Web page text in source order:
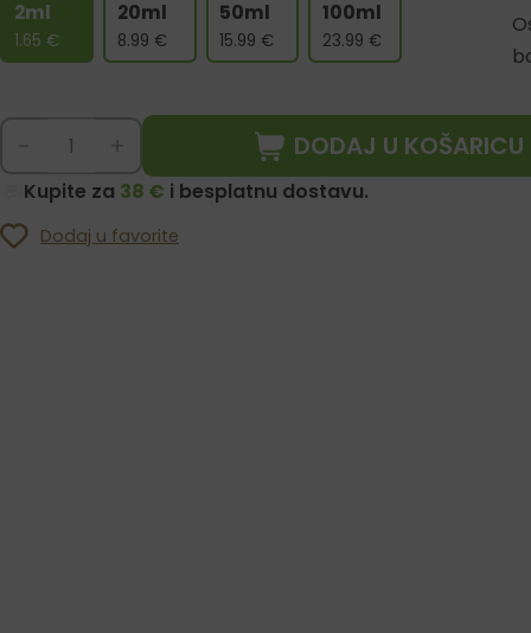
2ml
1.65 €
20ml
8.99 €
50ml
15.99 €
100ml
23.99 €
DODAJ U KOŠARICU
Kupite za 38 € i besplatnu dostavu.
Dodaj u favorite